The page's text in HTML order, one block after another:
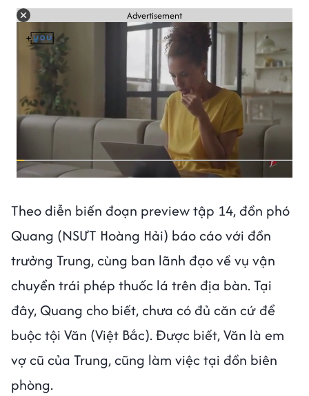
Advertisement
Theo diễn biến đoạn preview tập 14, đồn phó
Quang (NSƯT Hoàng Hải) báo cáo với đồn
trưởng Trung, cùng ban lãnh đạo về vụ vận
chuyển trái phép thuốc lá trên địa bàn. Tại
đây, Quang cho biết, chưa có đủ căn cứ để
buộc tội Văn (Việt Bắc). Được biết, Văn là em
vợ cũ của Trung, cũng làm việc tại đồn biên
phòng.